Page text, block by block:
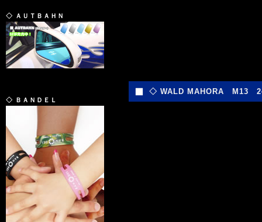
◇ ＡＵＴＢＡＨＮ
◇ ＢＡＮＤＥＬ
◇ WALD MAHORA M13